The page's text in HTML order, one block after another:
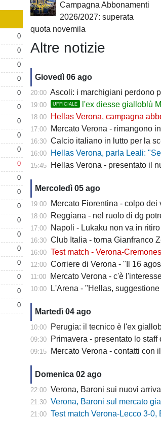
0
0
0
0
0
0
0
0
0
0
0
0
0
0
0
0
0
0
0
0
Campagna Abbonamenti
2026/2027: superata
quota novemila
Altre notizie
Giovedì 06 ago
20:00 Ascoli: i marchigiani perdono
19:00 UFFICIALE l'ex diesse gialloblù
18:00 Hellas Verona, campagna
17:00 Mercato Verona - rimangono in salita
16:30 Calcio italiano in lutto per la
16:00 Hellas Verona, parla Leali: "Sensazioni
15:45 Hellas Verona - presentato il
Mercoledì 05 ago
19:00 Mercato Fiorentina - colpo dei viola che si
18:00 Reggiana - nel ruolo di dg
17:00 Napoli - Lukaku non va in
16:30 Club Italia - torna Gianfranco Zola, sarà
16:00 Test match - Verona-
12:00 Corriere di Verona - "Il 16 agosto
11:00 Mercato Verona - c'è
10:00 L'Arena - "Hellas,
Martedì 04 ago
10:00 Perugia: il tecnico è l'ex
09:30 Primavera - presentato lo staff
09:15 Mercato Verona - contatti con
Domenica 02 ago
22:00 Verona, Baroni sui nuovi arrivati: «Pochi
21:30 Verona, Baroni sul mercato gialloblù: «La
21:00 Test match Verona-Lecco 3-0, Baroni: «Contento di